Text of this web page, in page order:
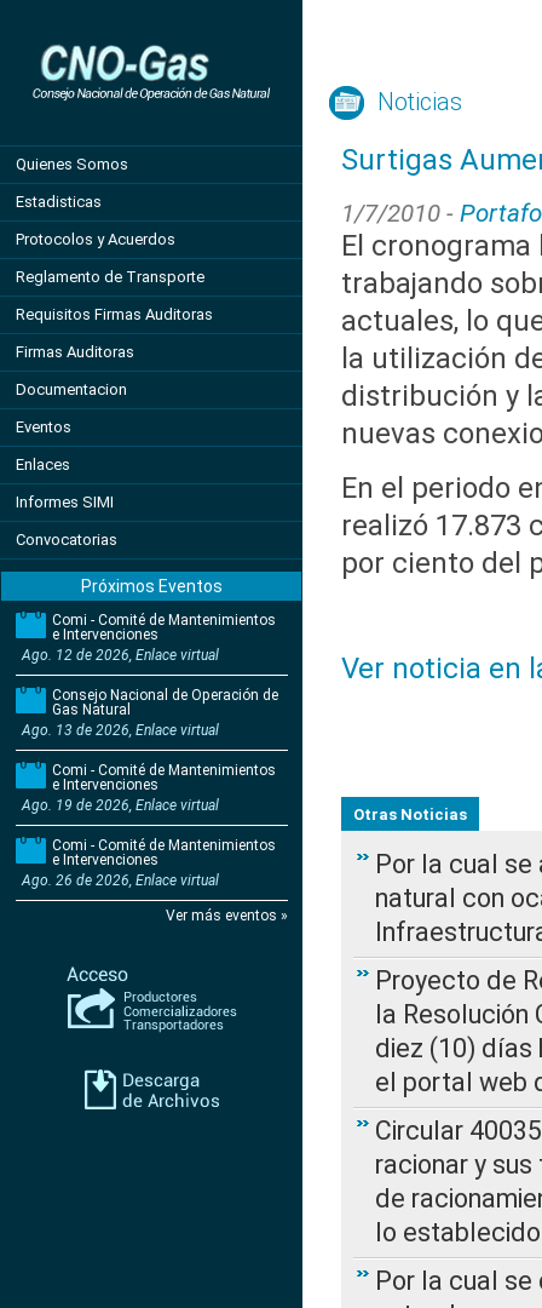
Quienes Somos
Estadisticas
Protocolos y Acuerdos
Reglamento de Transporte
Requisitos Firmas Auditoras
Firmas Auditoras
Documentacion
Eventos
Enlaces
Informes SIMI
Convocatorias
Próximos Eventos
Comi - Comité de Mantenimientos
e Intervenciones
Ago. 12 de 2026, Enlace virtual
Consejo Nacional de Operación de
Gas Natural
Ago. 13 de 2026, Enlace virtual
Comi - Comité de Mantenimientos
e Intervenciones
Ago. 19 de 2026, Enlace virtual
Comi - Comité de Mantenimientos
e Intervenciones
Ago. 26 de 2026, Enlace virtual
Ver más eventos »
Noticias
Surtigas
1/7/2010 -
El
trabajando
actuales, lo
la utilización
distribución y
nuevas
En el periodo
realizó 17.873
por ciento del
Ver noticia en
Otras Noticias
Por la cual
natural con
Proyecto de
la Resolución
diez (10) días
el portal web
Circular
racionar y
de
lo
Por la cual